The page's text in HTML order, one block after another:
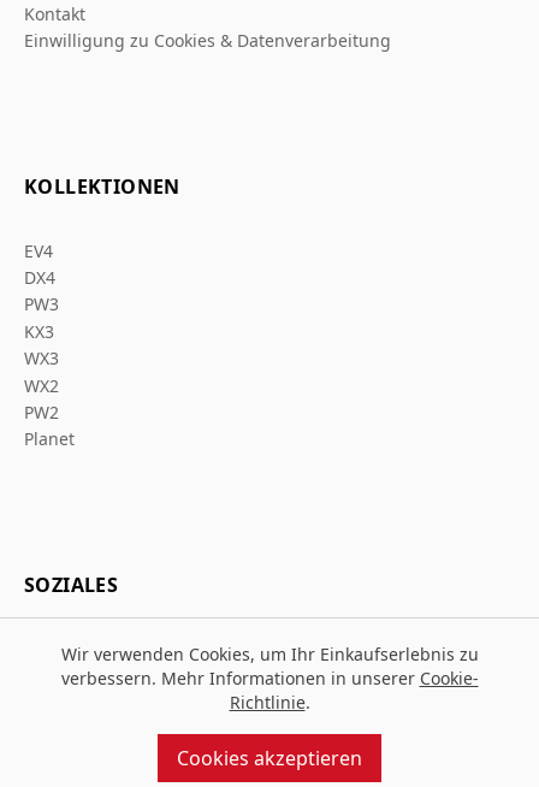
Kontakt
Einwilligung zu Cookies & Datenverarbeitung
KOLLEKTIONEN
EV4
DX4
PW3
KX3
WX3
WX2
PW2
Planet
SOZIALES
Entworfen und gebaut vonMMD
Wir verwenden Cookies, um Ihr Einkaufserlebnis zu
verbessern. Mehr Informationen in unserer Cookie-
Richtlinie.
Cookies akzeptieren